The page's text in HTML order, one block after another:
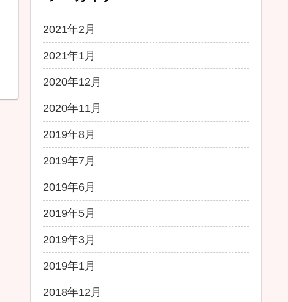
2021年2月
2021年1月
2020年12月
2020年11月
2019年8月
2019年7月
2019年6月
2019年5月
2019年3月
2019年1月
2018年12月